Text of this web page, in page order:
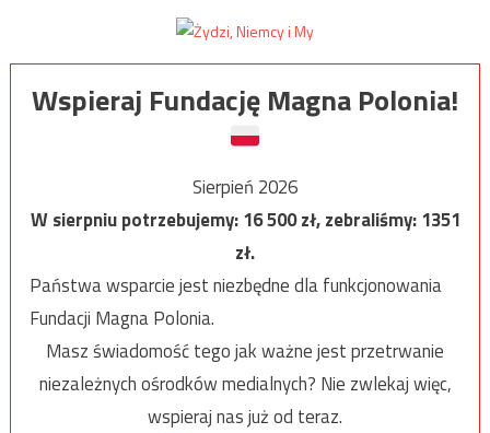
Wspieraj Fundację Magna Polonia!
Sierpień 2026
W sierpniu potrzebujemy:16 500zł, zebraliśmy:1351
zł.
Państwa wsparcie jest niezbędne dla funkcjonowania
Fundacji Magna Polonia.
Masz świadomość tego jak ważne jest przetrwanie
niezależnych ośrodków medialnych? Nie zwlekaj więc,
wspieraj nas już od teraz.